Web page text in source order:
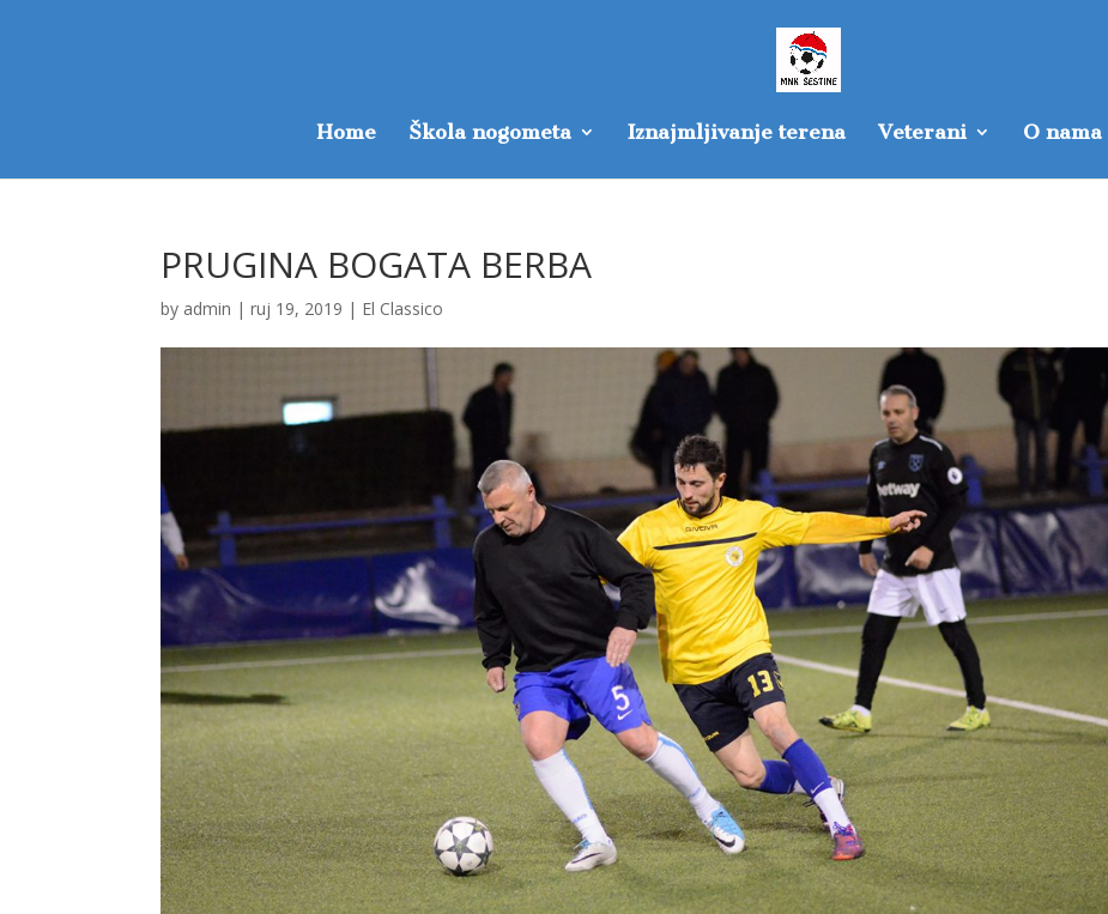
Home Škola nogometa Iznajmljivanje terena Veterani O nama
PRUGINA BOGATA BERBA
by admin |ruj 19, 2019 | El Classico